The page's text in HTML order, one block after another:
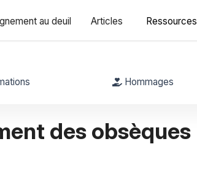
au deuil Articles Ressources
Hommages
des obsèques